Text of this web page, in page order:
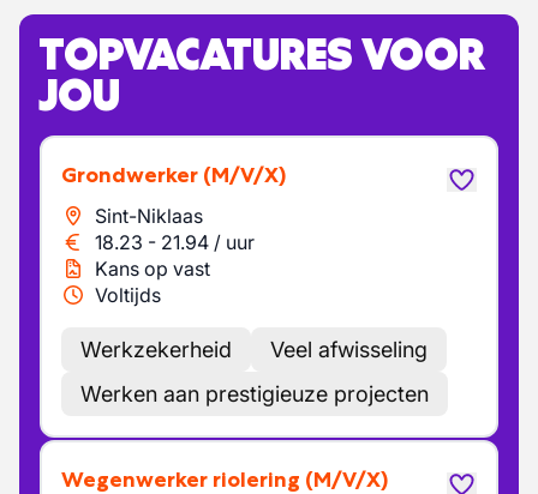
TOPVACATURES VOOR
JOU
Grondwerker (M/V/X)
Sint-Niklaas
18.23 - 21.94 / uur
Kans op vast
Voltijds
Werkzekerheid
Veel afwisseling
Werken aan prestigieuze projecten
Wegenwerker riolering (M/V/X)